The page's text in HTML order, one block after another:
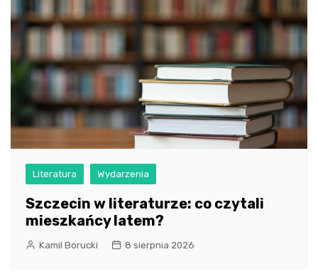
Literatura Wydarzenia
Szczecin w literaturze: co czytali
mieszkańcy latem?
Kamil Borucki 8 sierpnia 2026